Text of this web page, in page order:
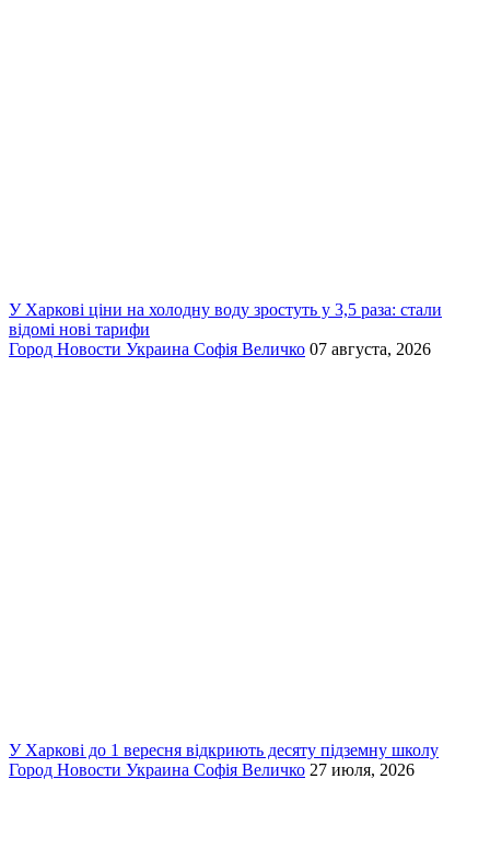
У Харкові ціни на холодну воду зростуть у 3,5 раза: стали
відомі нові тарифи
Город Новости Украина Софія Величко 07 августа, 2026
У Харкові до 1 вересня відкриють десяту підземну школу
Город Новости Украина Софія Величко 27 июля, 2026